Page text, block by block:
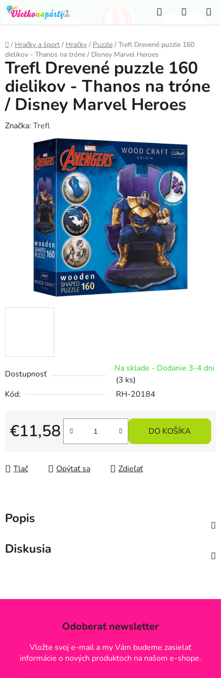
Prejsť
na
obsah
Hľadať
KOŠÍK
Domov
/ Hračky a šport / Hračky / Puzzle / Trefl Drevené puzzle 160
dielikov - Thanos na tróne / Disney Marvel Heroes
Dostupnosť
Na sklade - Dodanie 3-4 dni
(3 ks)
Kód:
RH-20184
€11,58
Jednotková cena:
DO KOŠÍKA
Tlač Opýtať sa Zdieľať
Trefl Drevené puzzle 160
dielikov - Thanos na tróne
/ Disney Marvel Heroes
Značka: Trefl
Popis
Diskusia
Odoberať newsletter
Vložte svoj e-mail a my Vám budeme zasielať
informácie o nových produktoch na našom e-shope.